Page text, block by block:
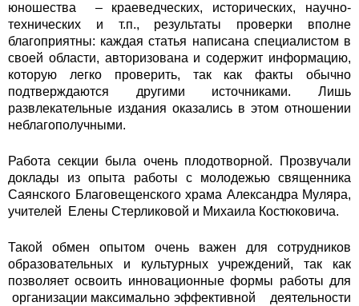
юношества – краеведческих, исторических, научно-
технических и т.п., результаты проверки вполне
благоприятны: каждая статья написана специалистом в
своей области, авторизована и содержит информацию,
которую легко проверить, так как факты обычно
подтверждаются другими источниками. Лишь
развлекательные издания оказались в этом отношении
неблагополучными.
Работа секции была очень плодотворной. Прозвучали
доклады из опыта работы с молодежью священника
Саянского Благовещенского храма Александра Муляра,
учителей Елены Стерликовой и Михаила Костюковича.
Такой обмен опытом очень важен для сотрудников
образовательных и культурных учреждений, так как
позволяет освоить инновационные формы работы для
организации максимально эффективной деятельности